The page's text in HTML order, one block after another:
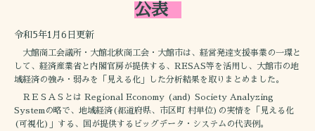
公表
令和5年1月6日更新
大館商工会議所・大館北秋商工会・大館市は、経営発達支援事業の一環と
して、経済産業省と内閣官房が提供する、RESAS等を活用し、大館市の地
域経済の強み・弱みを「見える化」した分析結果を取りまとめました。
ＲＥＳＡＳとは Regional Economy (and) Society Analyzing
Systemの略で、地域経済(都道府県、市区町 村単位)の実情を「見える化
(可視化)」する、国が提供するビッグデータ・システムの代表例。